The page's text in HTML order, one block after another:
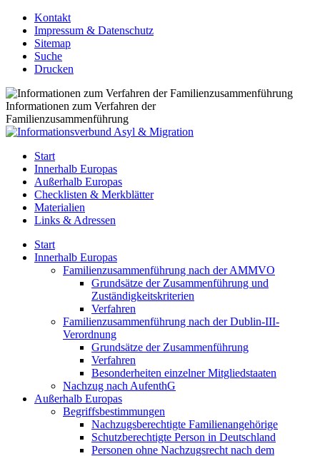
Kontakt
Impressum & Datenschutz
Sitemap
Suche
Drucken
Informationen zum Verfahren der
Familienzusammenführung
Start
Innerhalb Europas
Außerhalb Europas
Checklisten & Merkblätter
Materialien
Links & Adressen
Start
Innerhalb Europas
Familienzusammenführung nach der AMMVO
Grundsätze der Zusammenführung und
Zuständigkeitskriterien
Verfahren
Familienzusammenführung nach der Dublin-III-
Verordnung
Grundsätze der Zusammenführung
Verfahren
Besonderheiten einzelner Mitgliedstaaten
Nachzug nach AufenthG
Außerhalb Europas
Begriffsbestimmungen
Nachzugsberechtigte Familienangehörige
Schutzberechtigte Person in Deutschland
Personen ohne Nachzugsrecht nach dem